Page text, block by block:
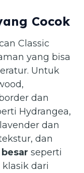
Cocok
Classic
yang bisa
Untuk
dan
Hydrangea,
dan
dan
seperti
dari